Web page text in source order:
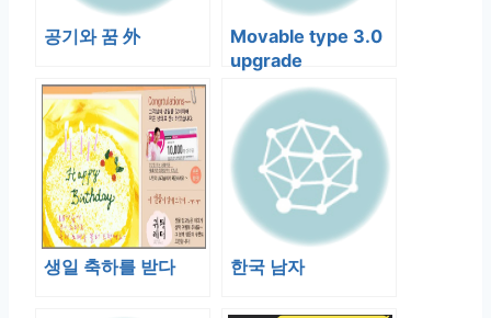
공기와 꿈 外
Movable type 3.0
upgrade
생일 축하를 받다 한국 남자